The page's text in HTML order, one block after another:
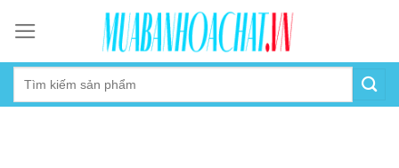
content